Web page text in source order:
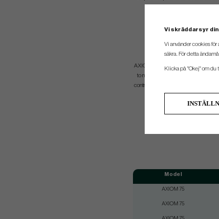
PERFORMANCE
AXIOM long parallel shafts (#2, #3,
to maximize carry distances while
controlled launch and spin rates to
green.
Model
AXIOM 75
AXIOM 75
Vi skräddarsyr
Vi använder cookies
säkra. För detta
Klicka på "Okej" om du